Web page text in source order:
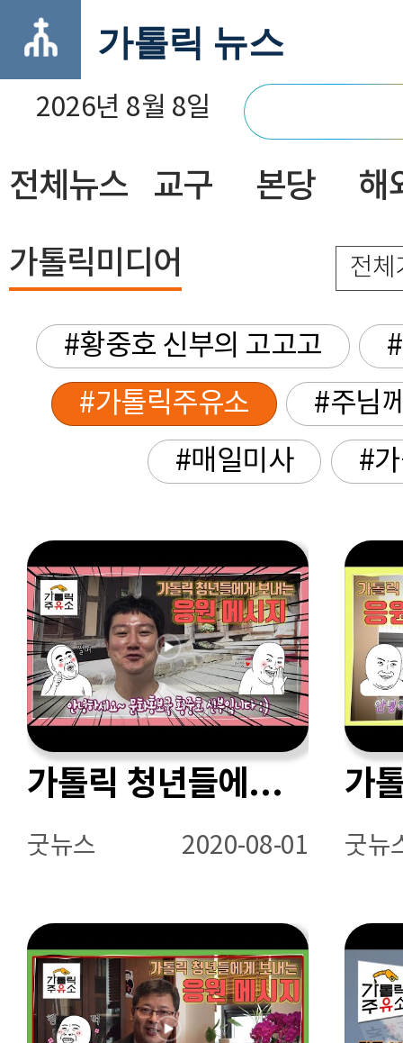
가톨릭 뉴스
2026년 8월 8일
닫기
전체뉴스 교구 본당 해
가톨릭미디어 전체
#황중호 신부의 고고고
#가톨릭주유소
#주님
#매일미사
#
가톨릭 청년들에게 보내는 응원 메시지 - 황중호 베드로 신부님
굿뉴스 2020-08-01 굿뉴